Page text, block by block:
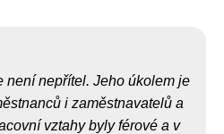
není nepřítel. Jeho úkolem je
i zaměstnavatelů a
vztahy byly férové a v